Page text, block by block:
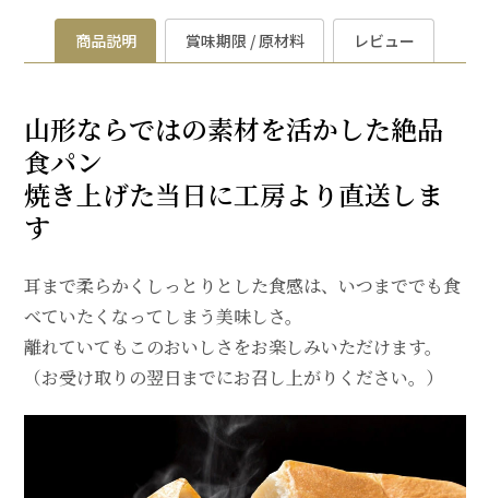
商品説明 賞味期限 / 原材料 レビュー
山形ならではの素材を活かした絶品
食パン
焼き上げた当日に工房より直送しま
す
耳まで柔らかくしっとりとした食感は、いつまででも食
べていたくなってしまう美味しさ。
離れていてもこのおいしさをお楽しみいただけます。
（お受け取りの翌日までにお召し上がりください。）